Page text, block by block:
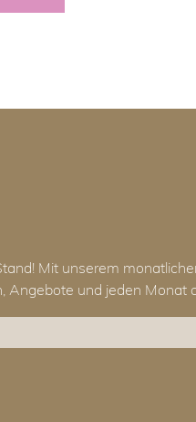
Mit unserem
Angebote und jeden Monat